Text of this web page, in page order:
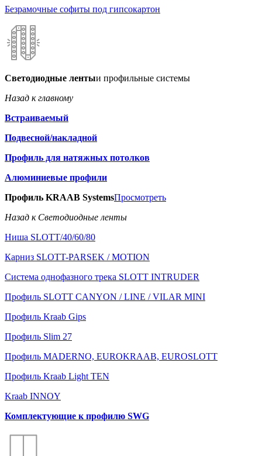
Безрамочные софиты под гипсокартон
Светодиодные лентыи профильные системы
Назад к главному
Встраиваемый
Подвесной/накладной
Профиль для натяжных потолков
Алюминиевые профили
Профиль KRAAB SystemsПросмотреть
Назад к Светодиодные ленты
Ниша SLOTT/40/60/80
Карниз SLOTT-PARSEK / MOTION
Система однофазного трека SLOTT INTRUDER
Профиль SLOTT CANYON / LINE / VILAR MINI
Профиль Kraab Gips
Профиль Slim 27
Профиль MADERNO, EUROKRAAB, EUROSLOTT
Профиль Kraab Light TEN
Kraab INNOY
Комплектующие к профилю SWG